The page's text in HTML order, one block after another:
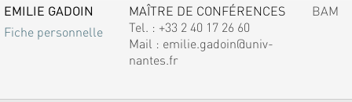
EMILIE GADOIN
Fiche personnelle
MAÎTRE DE CONFÉRENCES
Tel. : +33 2 40 17 26 60
Mail : emilie.gadoin@univ-
nantes.fr
BAM